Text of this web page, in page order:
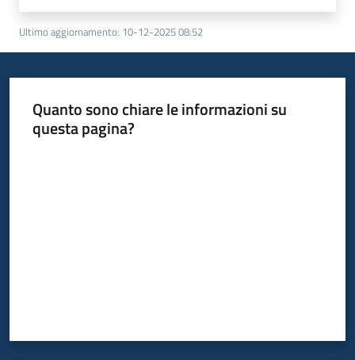
Ultimo aggiornamento: 10-12-2025 08:52
Quanto sono chiare le informazioni su
questa pagina?